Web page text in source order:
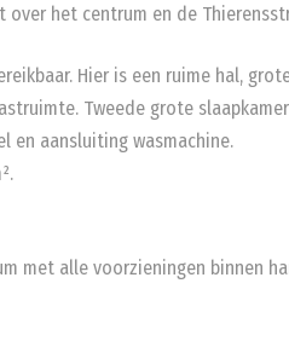
het centrum en de
Hier is een ruime hal,
Tweede grote
en aansluiting wasmachine.
met alle voorzieningen binnen